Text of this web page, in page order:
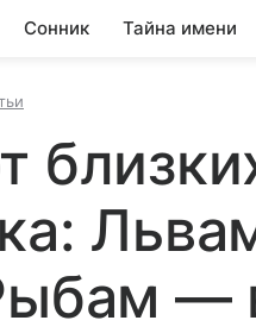
Сонник Тайна имени
—